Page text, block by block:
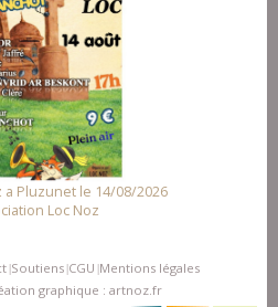
a Pluzunet le 14/08/2026
Loc Noz
Soutiens CGU Mentions légales
graphique : artnoz.fr